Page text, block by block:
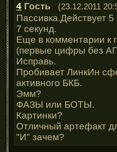
4 Гость (23.12.2011
Пассивка.Действует 5
7 секунд.
Еще в комментарии к
(первые цифры без
Исправь.
Пробивает ЛинкИн
активного БКБ.
Эмм?
ФАЗЫ или БОТЫ.
Картинки?
Отличный артефакт
"И" зачем?